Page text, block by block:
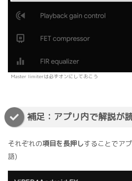
Master limiterは必ずオンにしておこう
補足：アプリ内で解説が
それぞれの項目を長押しすることでア
語)